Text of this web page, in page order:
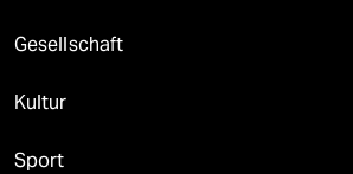
Gesellschaft
Kultur
Sport